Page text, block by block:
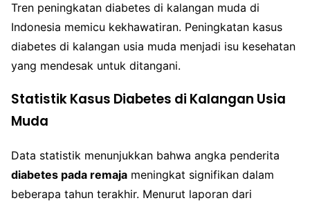
Tren peningkatan diabetes di kalangan muda di
Indonesia memicu kekhawatiran. Peningkatan kasus
diabetes di kalangan usia muda menjadi isu kesehatan
yang mendesak untuk ditangani.
Statistik Kasus Diabetes di Kalangan Usia
Muda
Data statistik menunjukkan bahwa angka penderita
diabetes pada remaja meningkat signifikan dalam
beberapa tahun terakhir. Menurut laporan dari